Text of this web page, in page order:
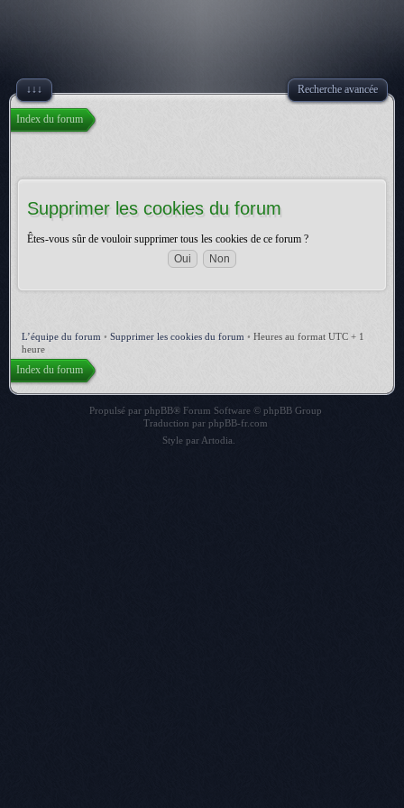
↓↓↓ Recherche avancée
Index du forum
Supprimer les cookies du forum
Êtes-vous sûr de vouloir supprimer tous les cookies de ce forum ?
L’équipe du forum • Supprimer les cookies du forum • Heures au format UTC + 1
heure
Index du forum
Propulsé par phpBB® Forum Software © phpBB Group
Traduction par phpBB-fr.com
Style par Artodia